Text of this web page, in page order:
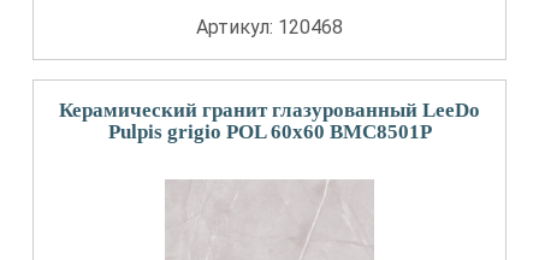
Артикул: 120468
Керамический гранит глазурованный LeeDo
Pulpis grigio POL 60x60 BMC8501P